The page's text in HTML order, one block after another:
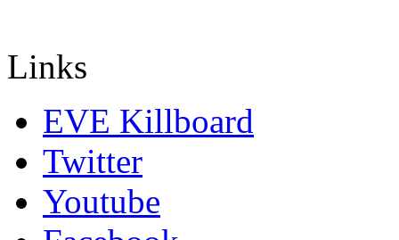
Links
EVE Killboard
Twitter
Youtube